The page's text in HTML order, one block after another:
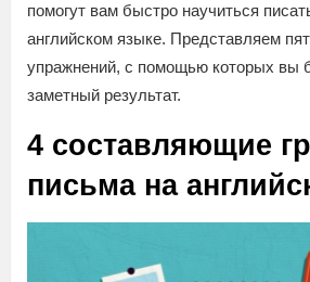
помогут вам быстро научиться
английском языке. Представляем
упражнений, с помощью которых вы
заметный результат.
4 составляющие
письма на